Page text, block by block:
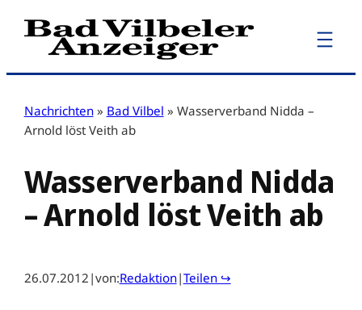
Zum
Inhalt
Nachrichten » Bad Vilbel » Wasserverband Nidda –
Arnold löst Veith ab
Wasserverband Nidda
– Arnold löst Veith ab
26.07.2012 |von:Redaktion|Teilen ↪